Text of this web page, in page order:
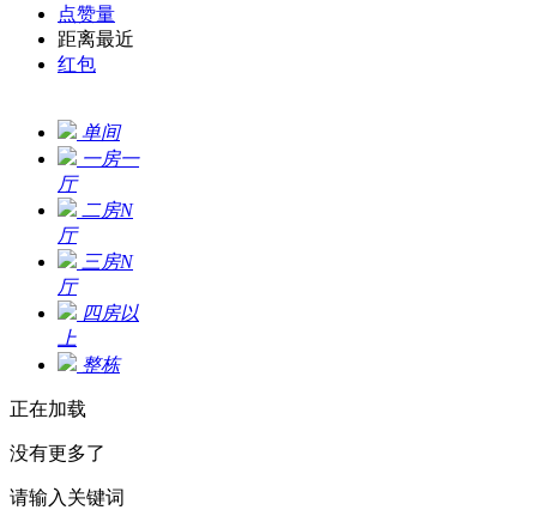
点赞量
距离最近
红包
单间
一房一
厅
二房N
厅
三房N
厅
四房以
上
整栋
正在加载
没有更多了
请输入关键词